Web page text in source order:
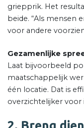
griepprik. Het
beide. “Als mensen
voor andere
Gezamenlijke
Laat bijvoorbeeld
maatschappelijk
één locatie. Dat is
overzichtelijker voor